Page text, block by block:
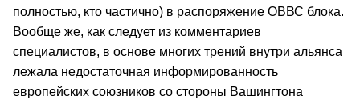
полностью, кто частично) в распоряжение ОВВС блока.
Вообще же, как следует из комментариев
специалистов, в основе многих трений внутри альянса
лежала недостаточная информированность
европейских союзников со стороны Вашингтона